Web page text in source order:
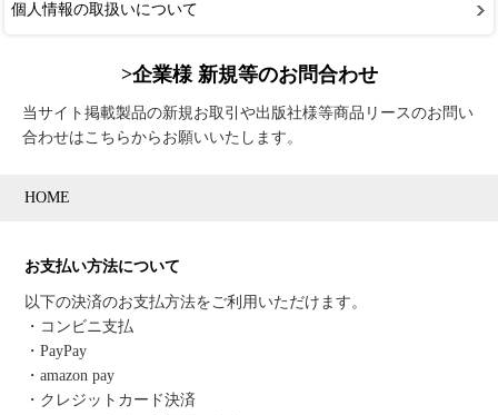
個人情報の取扱いについて
>企業様 新規等のお問合わせ
当サイト掲載製品の新規お取引や出版社様等商品リースのお問い
合わせはこちらからお願いいたします。
HOME
お支払い方法について
以下の決済のお支払方法をご利用いただけます。
・コンビニ支払
・PayPay
・amazon pay
・クレジットカード決済